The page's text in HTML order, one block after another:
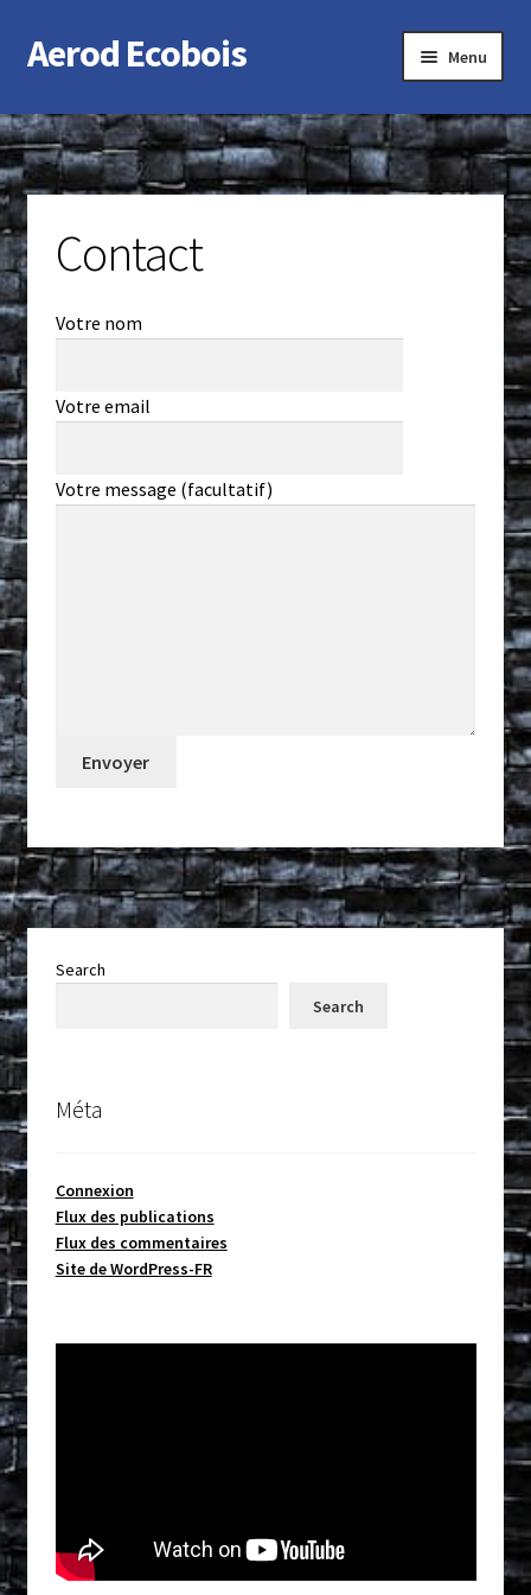
Aller
à
navigation
Aller
au
Aerod Ecobois Menu
Accueil
Contact
Contact
Votre nom
Votre email
Votre message (facultatif)
Search
Search
Méta
Connexion
Flux des publications
Flux des commentaires
Site de WordPress-FR